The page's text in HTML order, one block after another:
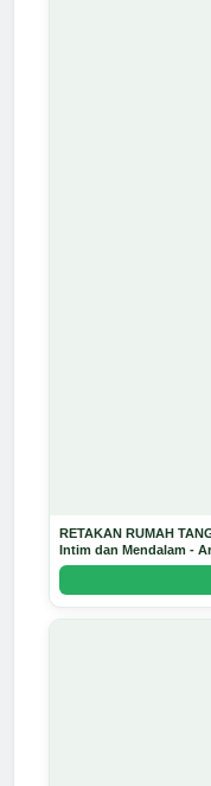
RETAKAN RUMAH
Intim dan Mendalam -